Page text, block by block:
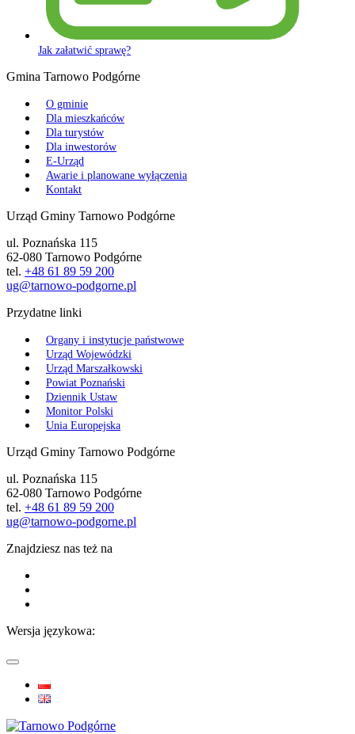
Jak załatwić sprawę?
Gmina Tarnowo Podgórne
O gminie
Dla mieszkańców
Dla turystów
Dla inwestorów
E-Urząd
Awarie i planowane wyłączenia
Kontakt
Urząd Gminy Tarnowo Podgórne
ul. Poznańska 115
62-080 Tarnowo Podgórne
tel. +48 61 89 59 200
ug@tarnowo-podgorne.pl
Przydatne linki
Organy i instytucje państwowe
Urząd Wojewódzki
Urząd Marszałkowski
Powiat Poznański
Dziennik Ustaw
Monitor Polski
Unia Europejska
Urząd Gminy Tarnowo Podgórne
ul. Poznańska 115
62-080 Tarnowo Podgórne
tel. +48 61 89 59 200
ug@tarnowo-podgorne.pl
Znajdziesz nas też na
Wersja językowa: